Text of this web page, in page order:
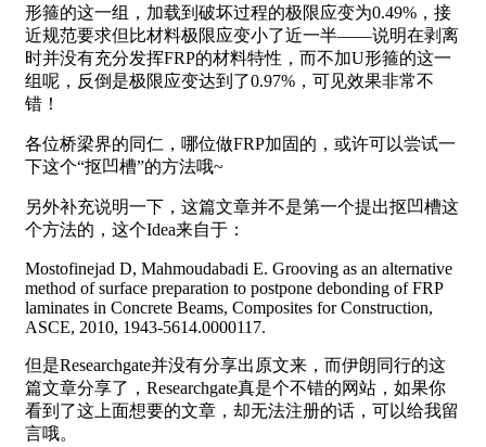
形箍的这一组，加载到破坏过程的极限应变为0.49%，接
近规范要求但比材料极限应变小了近一半——说明在剥离
时并没有充分发挥FRP的材料特性，而不加U形箍的这一
组呢，反倒是极限应变达到了0.97%，可见效果非常不
错！
各位桥梁界的同仁，哪位做FRP加固的，或许可以尝试一
下这个“抠凹槽”的方法哦~
另外补充说明一下，这篇文章并不是第一个提出抠凹槽这
个方法的，这个Idea来自于：
Mostofinejad D, Mahmoudabadi E. Grooving as an alternative
method of surface preparation to postpone debonding of FRP
laminates in Concrete Beams, Composites for Construction,
ASCE, 2010, 1943-5614.0000117.
但是Researchgate并没有分享出原文来，而伊朗同行的这
篇文章分享了，Researchgate真是个不错的网站，如果你
看到了这上面想要的文章，却无法注册的话，可以给我留
言哦。